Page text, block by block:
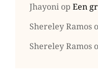
Jhayoni op Een
Shereley Ramos
Shereley Ramos